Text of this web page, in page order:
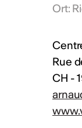
Ort:
Rue
CH -